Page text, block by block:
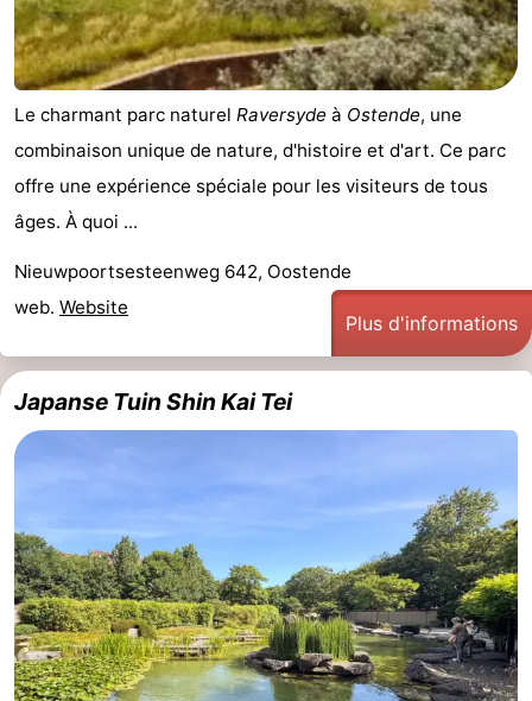
Westende
-
Nieuport
-
Oostduinkerke
-
Koksijde
-
Panne
Nature
Westhoek
Météo
Contact
Le charmant parc naturel Raversyde à Ostende, une
combinaison unique de nature, d'histoire et d'art. Ce parc
offre une expérience spéciale pour les visiteurs de tous
âges. À quoi ...
Nieuwpoortsesteenweg 642, Oostende
web. Website
Plus d'informations
Japanse Tuin Shin Kai Tei